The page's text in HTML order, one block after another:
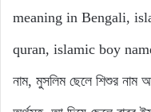
meaning in Bengali,
quran, islamic boy
নাম, মুসলিম ছেলে শিশুর নাম